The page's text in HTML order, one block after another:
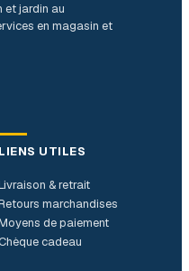
jardin au
en magasin et
LIENS UTILES
& retrait
marchandises
de paiement
cadeau